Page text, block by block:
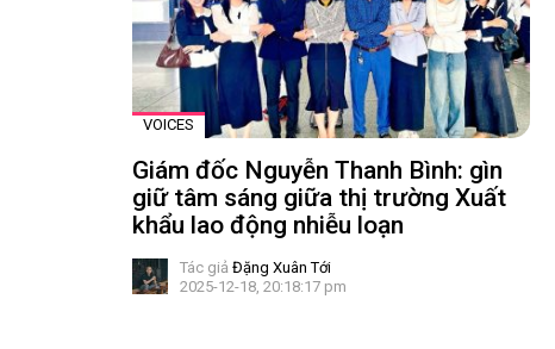
VOICES
Giám đốc Nguyễn Thanh Bình: gìn
giữ tâm sáng giữa thị trường Xuất
khẩu lao động nhiễu loạn
Tác giả Đặng Xuân Tới
2025-12-18, 20:18:17 pm